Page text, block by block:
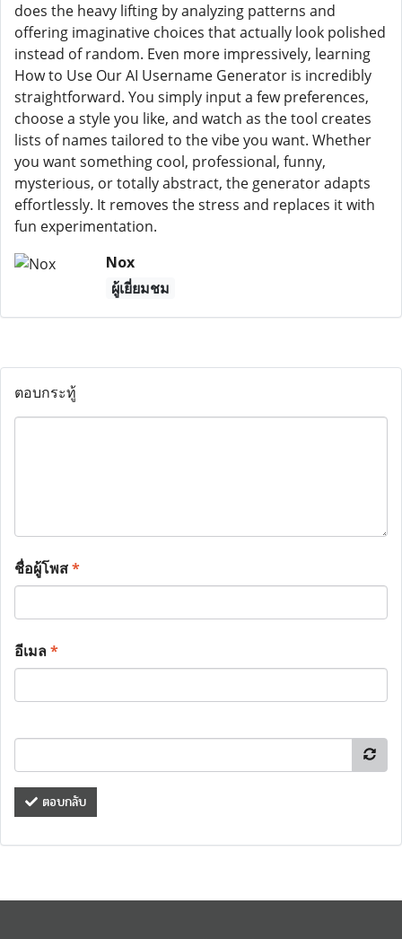
does the heavy lifting by analyzing patterns and
offering imaginative choices that actually look polished
instead of random. Even more impressively, learning
How to Use Our AI Username Generator is incredibly
straightforward. You simply input a few preferences,
choose a style you like, and watch as the tool creates
lists of names tailored to the vibe you want. Whether
you want something cool, professional, funny,
mysterious, or totally abstract, the generator adapts
effortlessly. It removes the stress and replaces it with
fun experimentation.
Nox
ผู้เยี่ยมชม
ตอบกระทู้
ชื่อผู้โพส*
อีเมล*
ตอบกลับ